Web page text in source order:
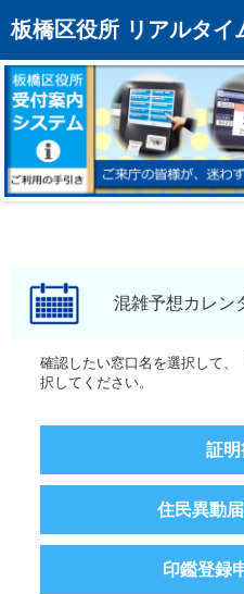
板橋区役所 リアルタイ
トップページへ
混雑予想カレンダー
リアルタイム混雑状況
リアルタイム受付番号状況
メール通知登録
モバイルサイト
区役所フロアマップ
混雑予想カレン
確認したい窓口名を選択して
択してください。
証
住民異動
印鑑登録